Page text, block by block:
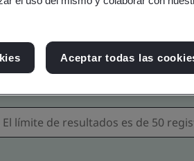
y Verificación
Aceptar todas las